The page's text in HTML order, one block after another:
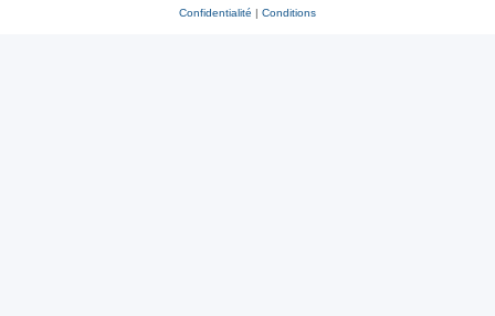
Confidentialité | Conditions